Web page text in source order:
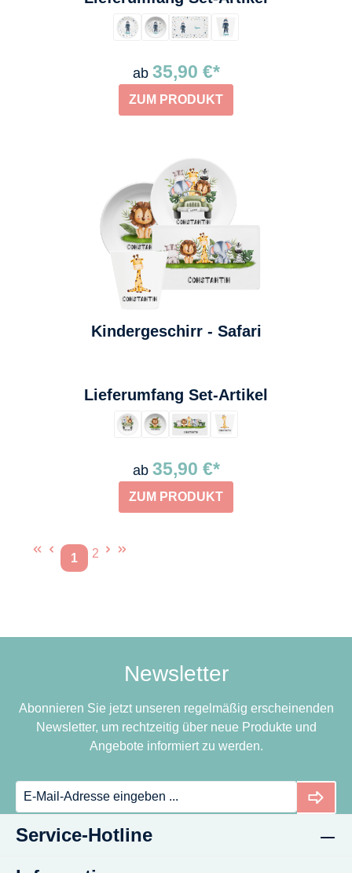
ab 35,90 €*
ZUM PRODUKT
Kindergeschirr - Safari
Lieferumfang Set-Artikel
ab 35,90 €*
ZUM PRODUKT
Seite
1 Seite
2
Newsletter
Abonnieren Sie jetzt unseren regelmäßig erscheinenden
Newsletter, um rechtzeitig über neue Produkte und
Angebote informiert zu werden.
Service-Hotline